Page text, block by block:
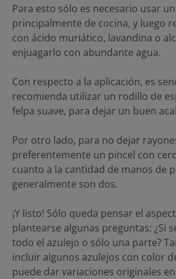
Para esto sólo es necesario usar
principalmente de cocina, y luego
con ácido muriático, lavandina o
enjuagarlo con abundante agua.
Con respecto a la aplicación, es
recomienda utilizar un rodillo de
felpa suave, para dejar un buen
Por otro lado, para no dejar
preferentemente un pincel con
cuanto a la cantidad de manos de
generalmente son dos.
¡Y listo! Sólo queda pensar el
plantearse algunas preguntas: ¿Si
todo el azulejo o sólo una parte?
incluir algunos azulejos con color
puede dar variaciones originales